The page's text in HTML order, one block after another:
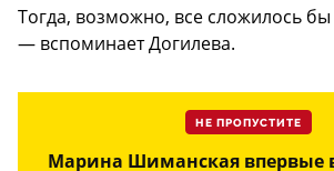
Тогда, возможно, все сложилось
— вспоминает Догилева.
НЕ ПРОПУСТИТЕ
Марина Шиманская впервые